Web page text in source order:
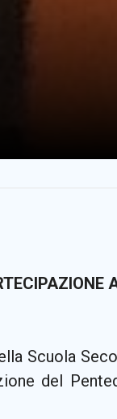
Scuola
del